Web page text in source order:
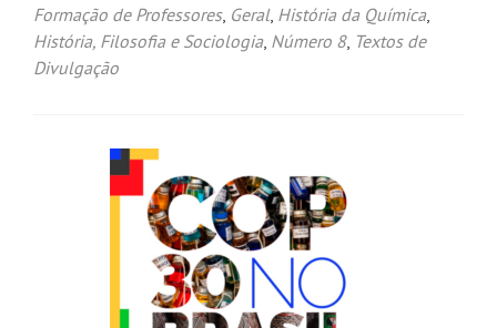
Formação de Professores, Geral, História da Química,
História, Filosofia e Sociologia, Número 8, Textos de
Divulgação